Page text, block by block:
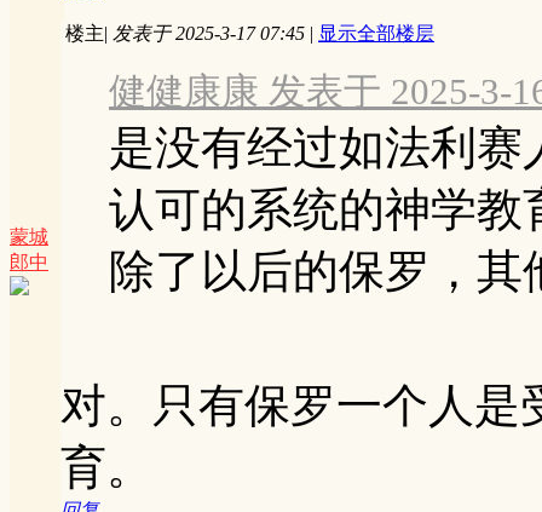
蒙城
郎中
楼主| 发表于 2025-3-17 07:45 | 显示全部楼层
健健康康 发表于 2025-3-
是没有经过如法利
认可的系统的神学教
除了以后的保罗，其
对。只有保罗一个人
育。